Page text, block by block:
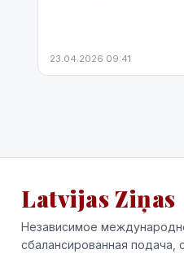
23.04.2026 09:41
Latvijas Ziņas
Независимое
сбалансированная подача,